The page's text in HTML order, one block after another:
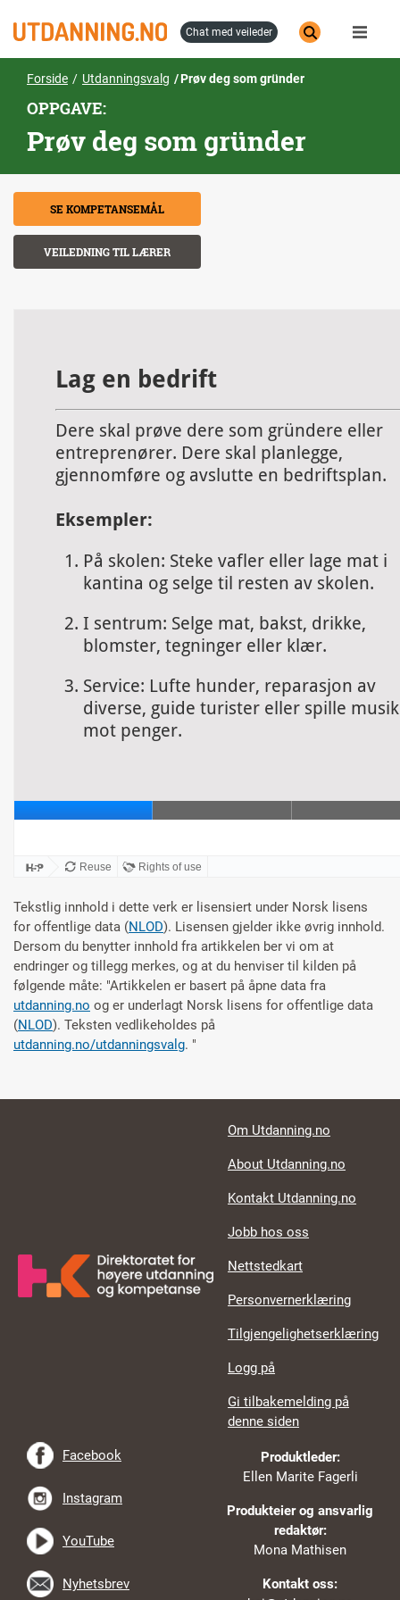
til
hovedinnhold
chat med veileder
Forside Utdanningsvalg Prøv deg som gründer
OPPGAVE:
Prøv deg som gründer
SE KOMPETANSEMÅL
VEILEDNING TIL LÆRER
Tekstlig innhold i dette verk er lisensiert under Norsk lisens
for offentlige data (NLOD). Lisensen gjelder ikke øvrig innhold.
Dersom du benytter innhold fra artikkelen ber vi om at
endringer og tillegg merkes, og at du henviser til kilden på
følgende måte: "Artikkelen er basert på åpne data fra
utdanning.no og er underlagt Norsk lisens for offentlige data
(NLOD). Teksten vedlikeholdes på
utdanning.no/utdanningsvalg. "
Footer links
Om Utdanning.no
About Utdanning.no
Kontakt Utdanning.no
Jobb hos oss
Nettstedkart
Personvernerklæring
Tilgjengelighetserklæring
Logg på
Gi tilbakemelding på
denne siden
Produktleder:
Ellen Marite Fagerli
Produkteier og ansvarlig
redaktør:
Mona Mathisen
Kontakt oss:
Facebook
Instagram
YouTube
Nyhetsbrev